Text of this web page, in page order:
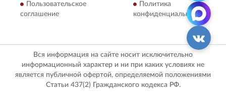
Пользовательское
соглашение
Политика
конфиденциальности
Вся информация на сайте носит исключительно
информационный характер и ни при каких условиях не
является публичной офертой, определяемой положениями
Статьи 437(2) Гражданского кодекса РФ.